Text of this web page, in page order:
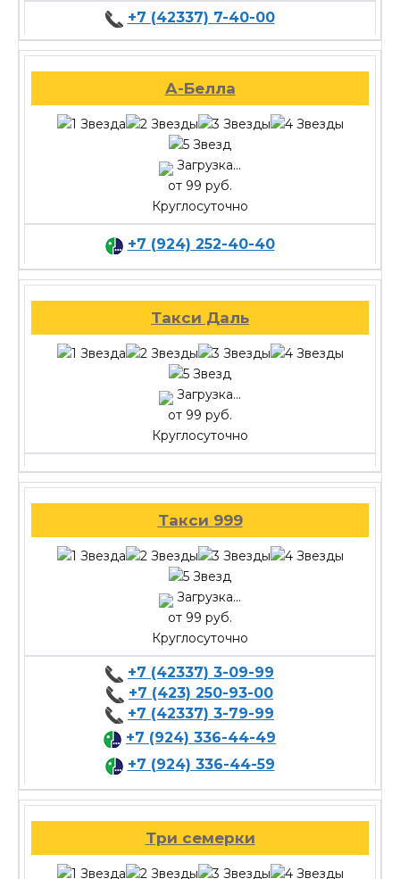
+7 (42337) 7-40-00
А-Белла
Загрузка...
от 99 руб.
Круглосуточно
+7 (924) 252-40-40
Такси Даль
Загрузка...
от 99 руб.
Круглосуточно
Такси 999
Загрузка...
от 99 руб.
Круглосуточно
+7 (42337) 3-09-99
+7 (423) 250-93-00
+7 (42337) 3-79-99
+7 (924) 336-44-49
+7 (924) 336-44-59
Три семерки